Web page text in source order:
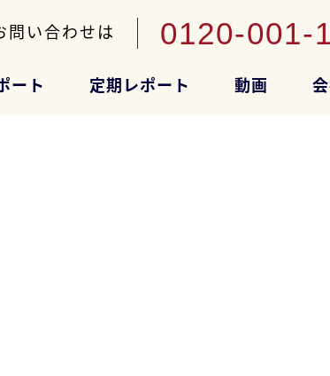
問い合わせは 0120-001-
ート 定期レポート 動画